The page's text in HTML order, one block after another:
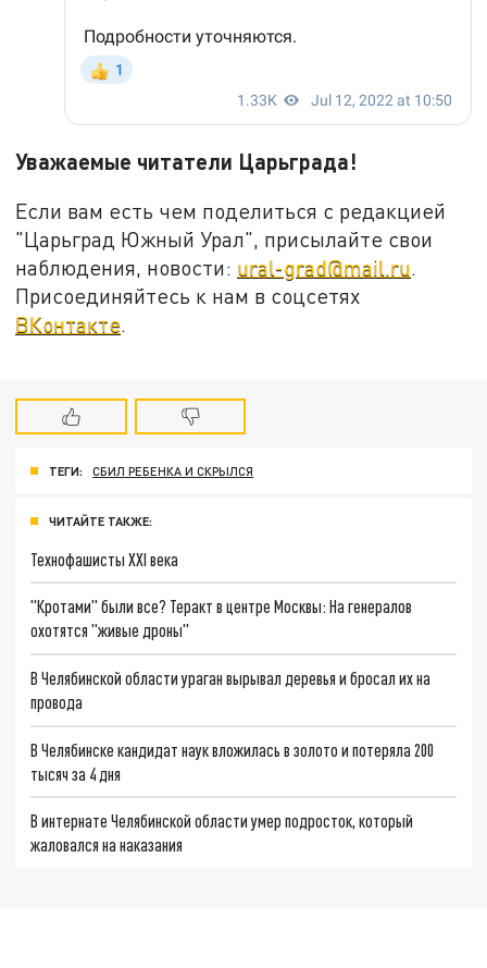
Уважаемые читатели Царьграда!
Если вам есть чем поделиться с редакцией
"Царьград Южный Урал", присылайте свои
наблюдения, новости: ural-grad@mail.ru.
Присоединяйтесь к нам в соцсетях
ВКонтакте.
ТЕГИ: СБИЛ РЕБЕНКА И СКРЫЛСЯ
ЧИТАЙТЕ ТАКЖЕ:
Технофашисты XXI века
"Кротами" были все? Теракт в центре Москвы: На генералов
охотятся "живые дроны"
В Челябинской области ураган вырывал деревья и бросал их на
провода
В Челябинске кандидат наук вложилась в золото и потеряла 200
тысяч за 4 дня
В интернате Челябинской области умер подросток, который
жаловался на наказания